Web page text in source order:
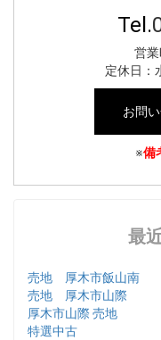
Tel.
営
定休日：
お問
※備
最
売地 厚木市飯山南
売地 厚木市山際
厚木市山際 売地
特選中古